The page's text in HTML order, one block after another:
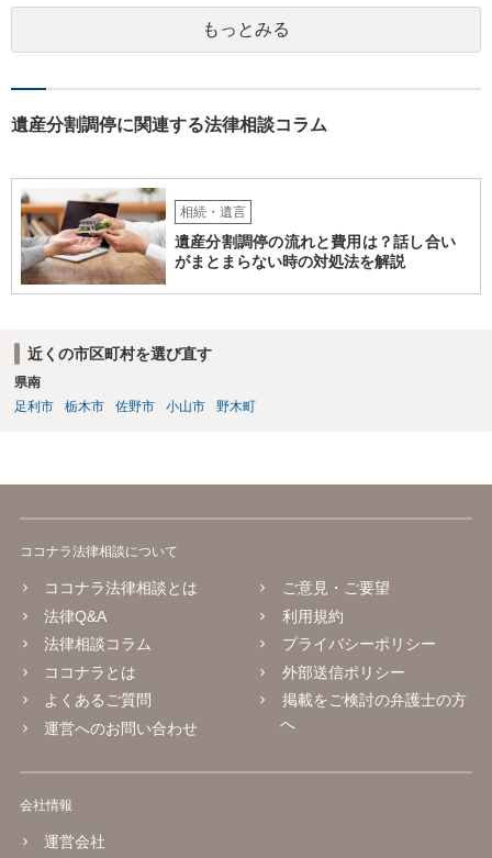
れた方がよいと思います。 倒れた弁護士は脳梗塞で倒れたようで
すが、 判断能力があり、復代理を倒れた弁護士の判断で復代理を
選任したのか 即ち、復代理人の選任は有効なのかという問題もあ
もっとみる
遺産分割調停に関連する法律相談コラム
相続・遺言
遺産分割調停の流れと費用は？話し合い
がまとまらない時の対処法を解説
近くの市区町村を選び直す
県南
足利市
栃木市 佐野市 小山市 野木町
ココナラ法律相談について
ココナラ法律相談とは
法律Q&A
法律相談コラム
ココナラとは
よくあるご質問
運営へのお問い合わせ
ご意見・ご要望
利用規約
プライバシーポリシー
外部送信ポリシー
掲載をご検討の弁護士の方
へ
会社情報
運営会社